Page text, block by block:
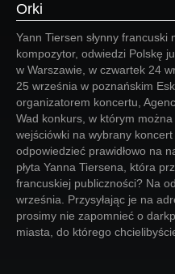
Orki
Yann Tiersen słynny francuski
kompozytor, odwiedzi Polskę
w Warszawie, w czwartek 24
25 września w poznańskim
organizatorem koncertu,
Wad konkurs, w którym
wejściówki na wybrany
odpowiedzieć prawidłowo na
płyta Yanna Tiersena, która
francuskiej publiczności? Na
września. Przysyłając je na
prosimy nie zapomnieć o
miasta, do którego